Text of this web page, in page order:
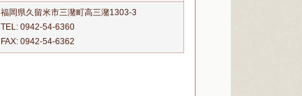
福岡県久留米市三潴町高三潴1303-3
TEL: 0942-54-6360
FAX: 0942-54-6362